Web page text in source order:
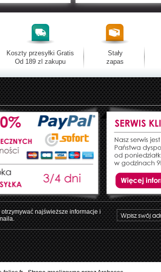
Koszty przesyłki Gratis
Od 189 zl zakupu
Stały
zapas
najświeższe informacje i